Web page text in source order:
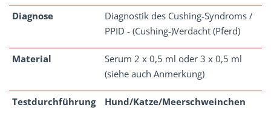
Diagnose
Diagnostik des Cushing-Syndroms /
PPID - (Cushing-)Verdacht (Pferd)
Material
Serum 2 x 0,5 ml oder 3 x 0,5 ml
(siehe auch Anmerkung)
Testdurchführung
Hund/Katze/Meerschweinchen